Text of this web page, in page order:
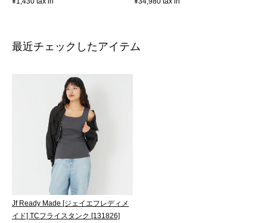
最近チェックしたアイテム
Jf Ready Made [ジェイエフレディメ
イド] TCフライスタンク [131826]